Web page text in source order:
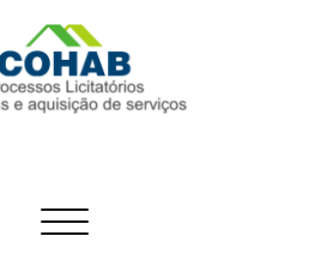
Alternar